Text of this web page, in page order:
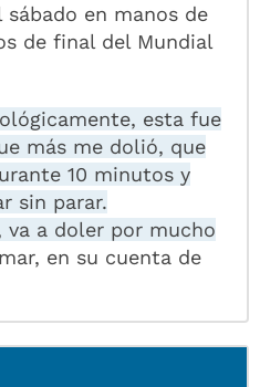
en manos de
de final del Mundial
esta fue
más me dolió, que
10 minutos y
sin parar.
va a doler por mucho
en su cuenta de